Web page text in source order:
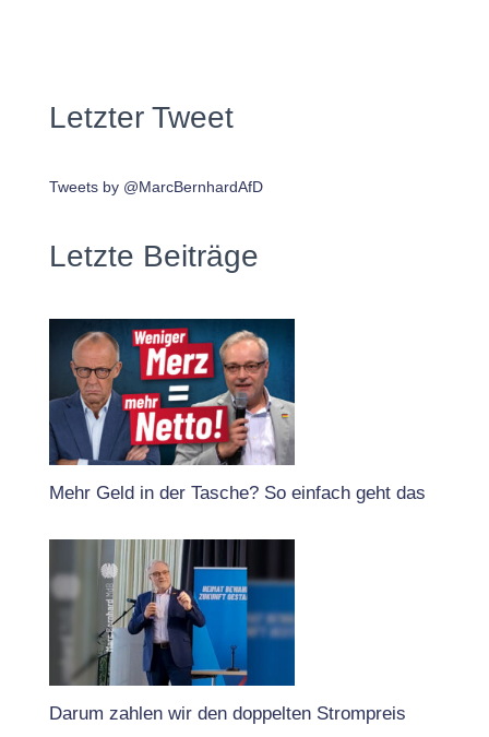
Letzter Tweet
Tweets by @MarcBernhardAfD
Letzte Beiträge
Mehr Geld in der Tasche? So einfach geht das
Darum zahlen wir den doppelten Strompreis